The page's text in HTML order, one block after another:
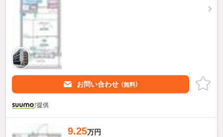
お問い合わせ （無料）
提供
9.25万円